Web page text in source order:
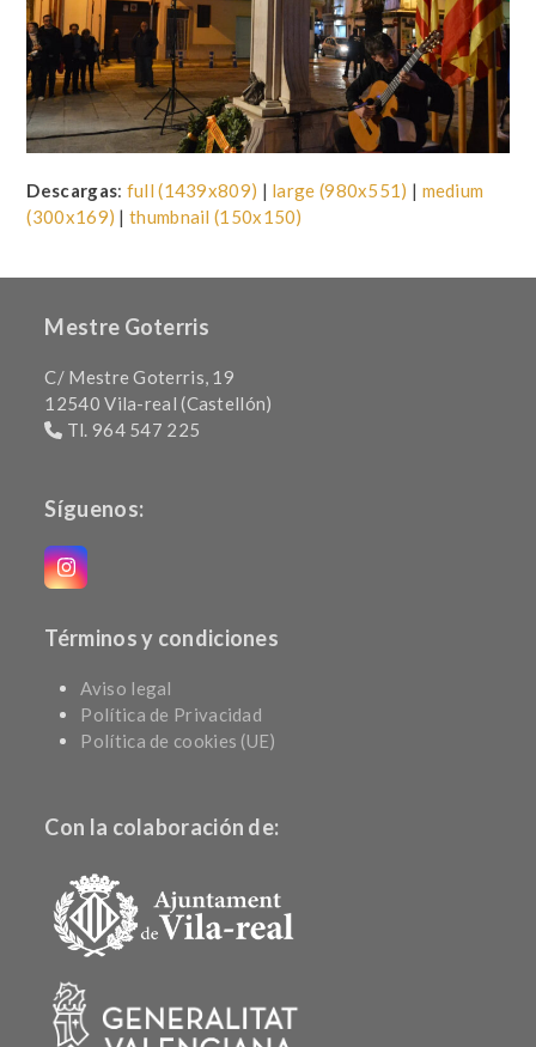
Descargas: full (1439x809) | large (980x551) | medium
(300x169) |thumbnail (150x150)
Mestre Goterris
C/ Mestre Goterris, 19
12540 Vila-real (Castellón)
Tl. 964 547 225
Síguenos:
Instagram
Términos y condiciones
Aviso legal
Política de Privacidad
Política de cookies (UE)
Con la colaboración de: